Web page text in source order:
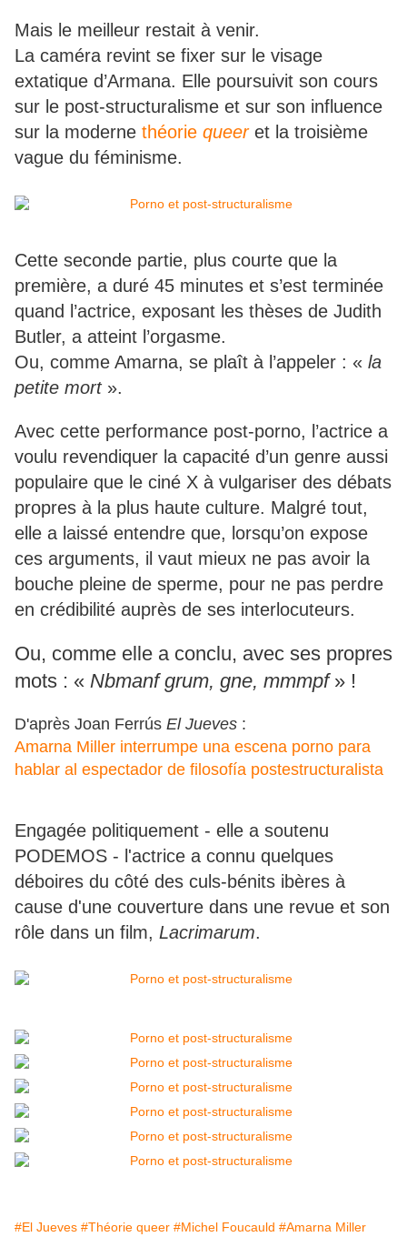
Mais le meilleur restait à venir.
La caméra revint se fixer sur le visage
extatique d’Armana. Elle poursuivit son cours
sur le post-structuralisme et sur son influence
sur la moderne théorie queeret la troisième
vague du féminisme.
Cette seconde partie, plus courte que la
première, a duré 45 minutes et s’est terminée
quand l’actrice, exposant les thèses de Judith
Butler, a atteint l’orgasme.
Ou, comme Amarna, se plaît à l’appeler : « la
petite mort».
Avec cette performance post-porno, l’actrice a
voulu revendiquer la capacité d’un genre aussi
populaire que le ciné X à vulgariser des débats
propres à la plus haute culture. Malgré tout,
elle a laissé entendre que, lorsqu’on expose
ces arguments, il vaut mieux ne pas avoir la
bouche pleine de sperme, pour ne pas perdre
en crédibilité auprès de ses interlocuteurs.
Ou, comme elle a conclu, avec ses propres
mots : « Nbmanf grum, gne, mmmpf » !
D'après Joan Ferrús El Jueves :
Amarna Miller interrumpe una escena porno para
hablar al espectador de filosofía postestructuralista
Engagée politiquement - elle a soutenu
PODEMOS - l'actrice a connu quelques
déboires du côté des culs-bénits ibères à
cause d'une couverture dans une revue et son
rôle dans un film, Lacrimarum.
#El Jueves #Théorie queer #Michel Foucauld #Amarna Miller